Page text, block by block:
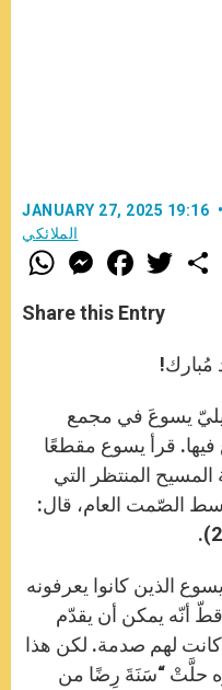
JANUARY 27, 2025 19:16
الملائكي
W
h
t
s
M
e
s
e
F
a
e
b
w
r
Share this Entry
مُبارك!
يسوعَ في مجمع
فيها. قرأ يسوع مقطعًا
المنتظر التي
الصّمت العام، قال:
الذين كانوا يعرفونه
أنّه يمكن أن يقدّم
لهم صدمة. لكن هذا
حلَّتْ “سَنَةَ رِضًا من